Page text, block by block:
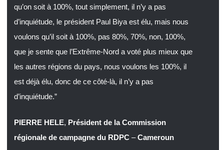
qu’on soit à 100%, tout simplement, il n’y a pas
d’inquiétude, le président Paul Biya est élu, mais nous
voulons qu’il soit à 100%, pas 80%, 70%, non, 100%,
que je sente que l’Extrême-Nord a voté plus mieux que
les autres régions du pays, nous voulons les 100%, il
est déjà élu, donc de ce côté-là, il n’y a pas
d’inquiétude.”
PIERRE HELE, Président de la Commission
régionale de campagne du RDPC–Cameroun